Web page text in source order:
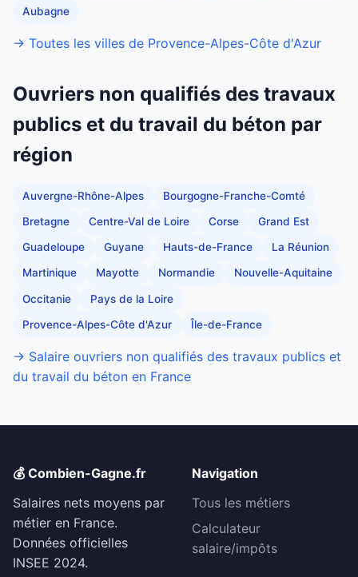
Aubagne
→ Toutes les villes de Provence-Alpes-Côte d'Azur
Ouvriers non qualifiés des travaux
publics et du travail du béton par
région
Auvergne-Rhône-Alpes Bourgogne-Franche-Comté
Bretagne Centre-Val de Loire Corse Grand Est
Guadeloupe Guyane Hauts-de-France La Réunion
Martinique Mayotte Normandie Nouvelle-Aquitaine
Occitanie Pays de la Loire
Provence-Alpes-Côte d'Azur Île-de-France
→ Salaire ouvriers non qualifiés des travaux publics et
du travail du béton en France
💰 Combien-Gagne.fr
Salaires nets moyens par
métier en France.
Données officielles
INSEE 2024.
Navigation
Tous les métiers
Calculateur
salaire/impôts